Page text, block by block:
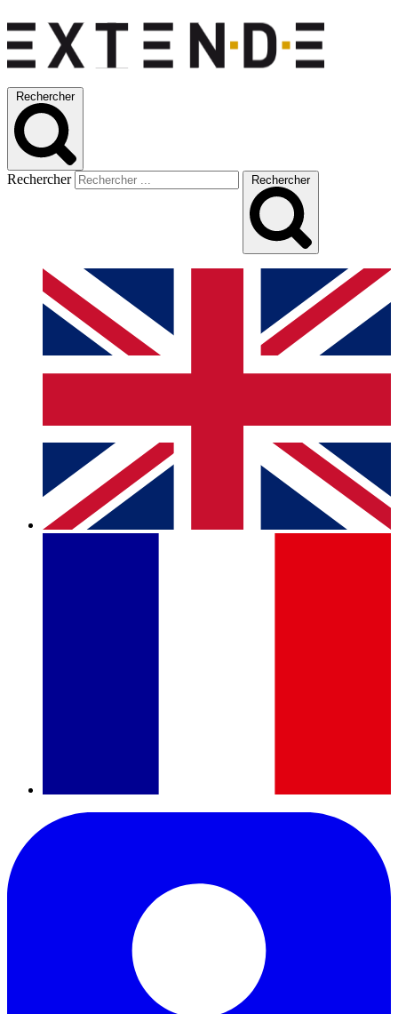
Rechercher
Rechercher Rechercher